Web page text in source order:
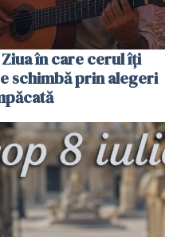
în care cerul îți
schimbă prin alegeri